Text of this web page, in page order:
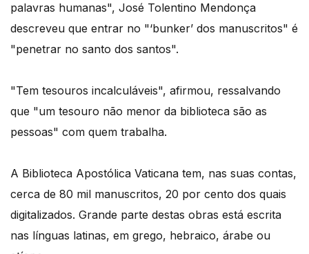
palavras humanas", José Tolentino Mendonça
descreveu que entrar no "‘bunker’ dos manuscritos" é
"penetrar no santo dos santos".
"Tem tesouros incalculáveis", afirmou, ressalvando
que "um tesouro não menor da biblioteca são as
pessoas" com quem trabalha.
A Biblioteca Apostólica Vaticana tem, nas suas contas,
cerca de 80 mil manuscritos, 20 por cento dos quais
digitalizados. Grande parte destas obras está escrita
nas línguas latinas, em grego, hebraico, árabe ou